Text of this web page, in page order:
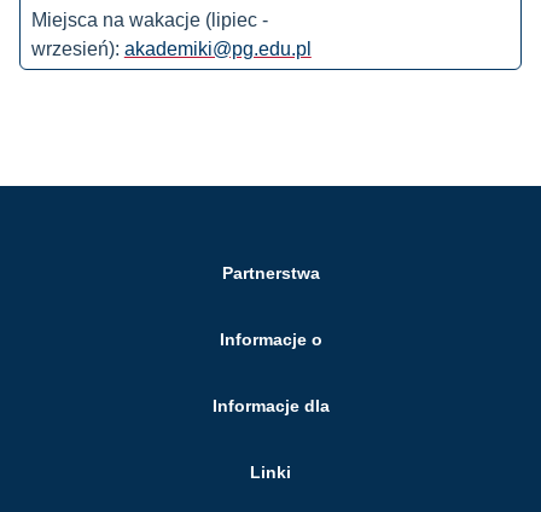
Miejsca na wakacje (lipiec -
wrzesień): akademiki@pg.edu.pl
Partnerstwa
Informacje o
Informacje dla
Linki